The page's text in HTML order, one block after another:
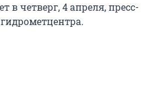
в четверг, 4 апреля, пресс-